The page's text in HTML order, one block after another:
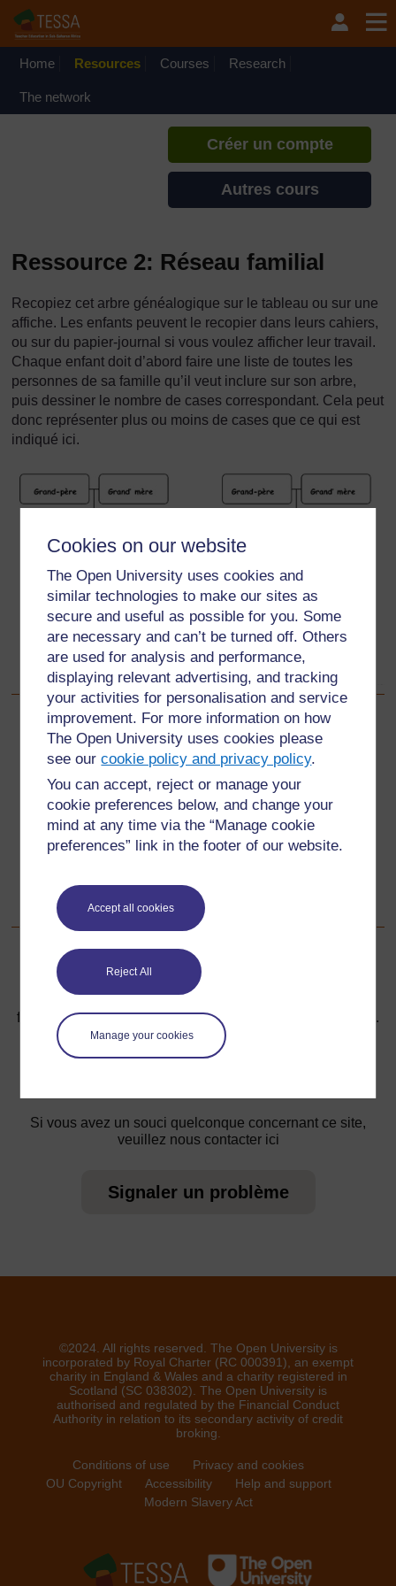
Cookies on our website
The Open University uses cookies and
similar technologies to make our sites as
secure and useful as possible for you. Some
are necessary and can’t be turned off. Others
are used for analysis and performance,
displaying relevant advertising, and tracking
your activities for personalisation and service
improvement. For more information on how
The Open University uses cookies please
see ourcookie policy and privacy policy.
You can accept, reject or manage your
cookie preferences below, and change your
mind at any time via the “Manage cookie
preferences” link in the footer of our website.
Accept all cookies
Reject All
Manage your cookies
Home Resources Courses Research
The network
Si vous créez un compte, vous
pouvez établir un profil
Créer un compte
Autres cours
Ressource 2: Réseau familial
Recopiez cet arbre généalogique sur le tableau ou sur une
affiche. Les enfants peuvent le recopier dans leurs cahiers,
ou sur du papier-journal si vous voulez afficher leur travail.
Chaque enfant doit d’abord faire une liste de toutes les
personnes de sa famille qu’il veut inclure sur son arbre,
puis dessiner le nombre de cases correspondant. Cela peut
donc représenter plus ou moins de cases que ce qui est
indiqué ici.
Précédent
Précédent
Ressource 1: Raisons pour lesquelles nous vivons dans
des familles – liste de la classe de Mademoiselle Kaga
Suivant
réseaux scolaires
foire aux questions qui peut vous fournir l'aide nécessaire.
Si vous avez un souci quelconque concernant ce site,
veuillez nous contacter ici
Signaler un problème
©2024. All rights reserved. The Open University is
incorporated by Royal Charter (RC 000391), an exempt
charity in England & Wales and a charity registered in
Scotland (SC 038302). The Open University is
authorised and regulated by the Financial Conduct
Authority in relation to its secondary activity of credit
broking.
Conditions of use
Privacy and cookies
OU Copyright
Accessibility
Help and support
Modern Slavery Act